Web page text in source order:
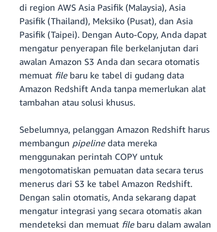
di region AWS Asia Pasifik (Malaysia), Asia
Pasifik (Thailand), Meksiko (Pusat), dan Asia
Pasifik (Taipei). Dengan Auto-Copy, Anda dapat
mengatur penyerapan file berkelanjutan dari
awalan Amazon S3 Anda dan secara otomatis
memuat file baru ke tabel di gudang data
Amazon Redshift Anda tanpa memerlukan alat
tambahan atau solusi khusus.
Sebelumnya, pelanggan Amazon Redshift harus
membangun pipelinedata mereka
menggunakan perintah COPY untuk
mengotomatiskan pemuatan data secara terus
menerus dari S3 ke tabel Amazon Redshift.
Dengan salin otomatis, Anda sekarang dapat
mengatur integrasi yang secara otomatis akan
mendeteksi dan memuat file baru dalam awalan